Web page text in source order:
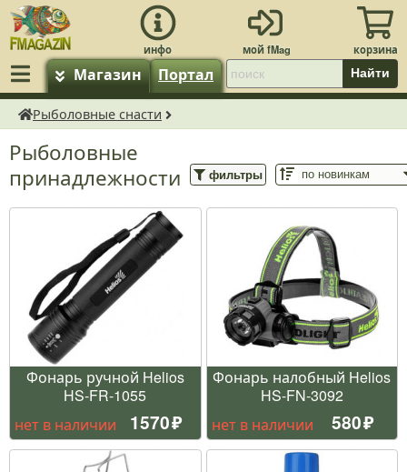
Магазин Портал Найти
fMagazin.ru
Рыболовные снасти
Рыболовные
принадлежности
фильтры
Фонарь ручной Helios
HS-FR-1055
нет в наличии
1570
Фонарь налобный Helios
HS-FN-3092
нет в наличии
580